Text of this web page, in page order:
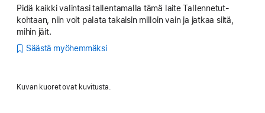
Pidä kaikki valintasi tallentamalla tämä laite Tallennetut-
kohtaan, niin voit palata takaisin milloin vain ja jatkaa siitä,
mihin jäit.
Säästä myöhemmäksi
Kuvan kuoret ovat kuvitusta.